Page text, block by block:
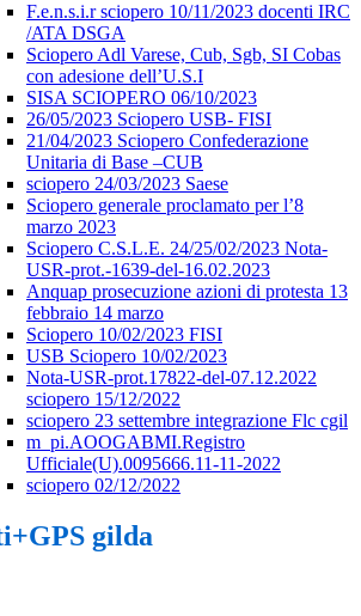
F.e.n.s.i.r sciopero 10/11/2023 docenti IRC
/ATA DSGA
Sciopero Adl Varese, Cub, Sgb, SI Cobas
con adesione dell’U.S.I
SISA SCIOPERO 06/10/2023
26/05/2023 Sciopero USB- FISI
21/04/2023 Sciopero Confederazione
Unitaria di Base –CUB
sciopero 24/03/2023 Saese
Sciopero generale proclamato per l’8
marzo 2023
Sciopero C.S.L.E. 24/25/02/2023 Nota-
USR-prot.-1639-del-16.02.2023
Anquap prosecuzione azioni di protesta 13
febbraio 14 marzo
Sciopero 10/02/2023 FISI
USB Sciopero 10/02/2023
Nota-USR-prot.17822-del-07.12.2022
sciopero 15/12/2022
sciopero 23 settembre integrazione Flc cgil
m_pi.AOOGABMI.Registro
Ufficiale(U).0095666.11-11-2022
sciopero 02/12/2022
gilda